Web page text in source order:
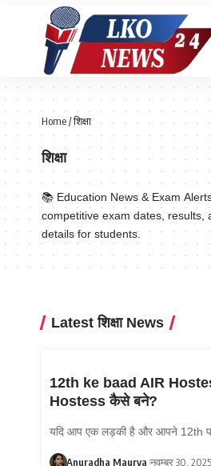
Home/शिक्षा
शिक्षा
📚 Education News & Exam
competitive exam dates, results,
details for students.
Latest शिक्षा News
12th ke baad AIR
Hostess कैसे बने?
यदि आप एक लड़की है और आपने 12th
Anuradha Maurya नवम्बर 30, 2025